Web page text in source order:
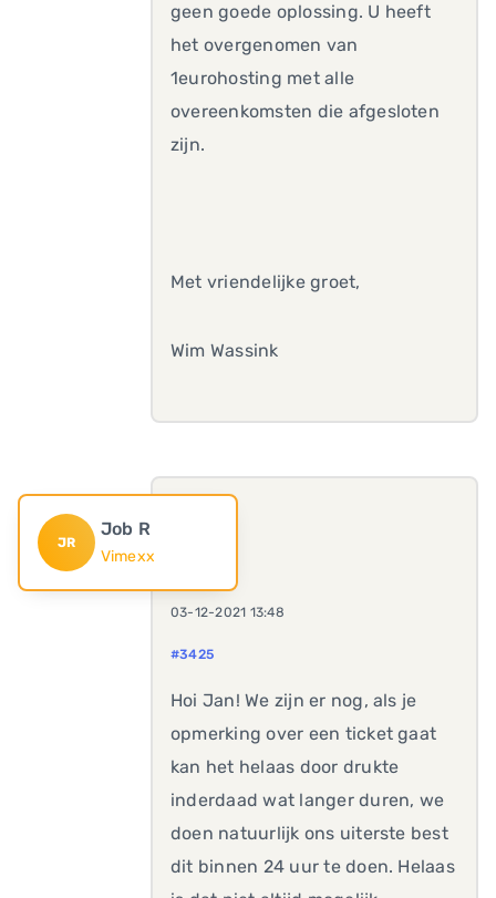
geen goede oplossing. U heeft
het overgenomen van
1eurohosting met alle
overeenkomsten die afgesloten
zijn.
Met vriendelijke groet,
Wim Wassink
JR
Job R
Vimexx
03-12-2021 13:48
#3425
Hoi Jan! We zijn er nog, als je
opmerking over een ticket gaat
kan het helaas door drukte
inderdaad wat langer duren, we
doen natuurlijk ons uiterste best
dit binnen 24 uur te doen. Helaas